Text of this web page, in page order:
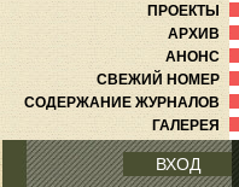
ПРОЕКТЫ
АРХИВ
АНОНС
СВЕЖИЙ НОМЕР
СОДЕРЖАНИЕ ЖУРНАЛОВ
ГАЛЕРЕЯ
ВХОД